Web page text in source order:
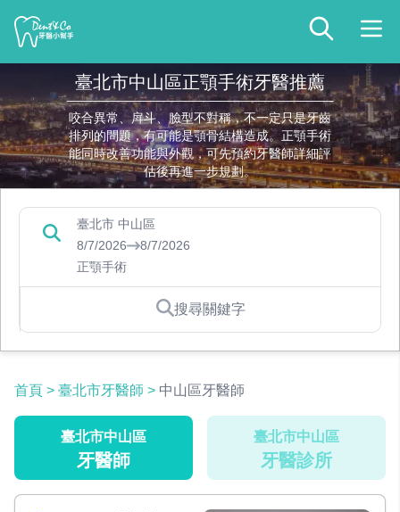
臺北市中山區正顎手術牙醫推薦
咬合異常、戽斗、臉型不對稱，不一定只是牙齒
排列的問題，有可能是顎骨結構造成。正顎手術
能同時改善功能與外觀，可先預約牙醫師詳細評
估後再進一步規劃。
臺北市 中山區
8/7/2026
8/7/2026
正顎手術
搜尋關鍵字
首頁 > 臺北市牙醫師 > 中山區牙醫師
臺北市中山區
牙醫師
臺北市中山區
牙醫診所